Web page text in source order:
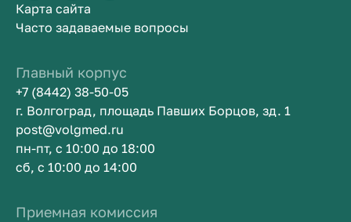
Карта сайта
Часто задаваемые вопросы
Главный корпус
+7 (8442) 38-50-05
г. Волгоград, площадь Павших Борцов, зд. 1
post@volgmed.ru
пн-пт, с 10:00 до 18:00
сб, с 10:00 до 14:00
Приемная комиссия